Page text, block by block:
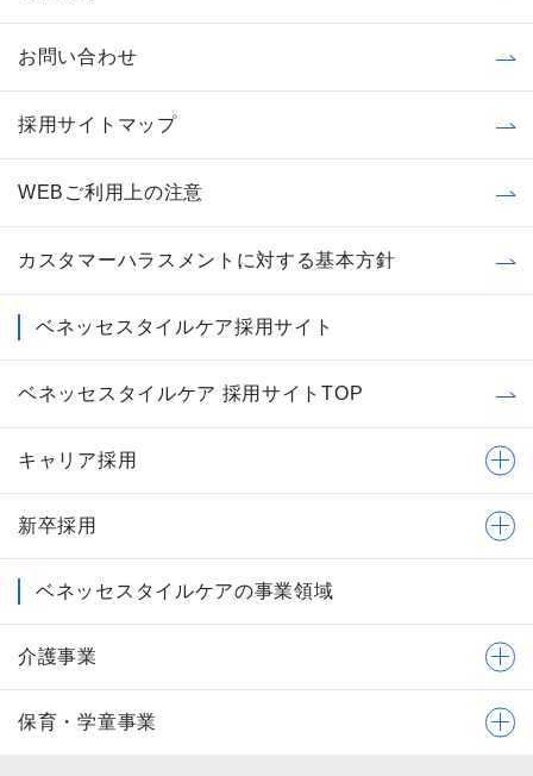
お問い合わせ
採用サイトマップ
WEBご利用上の注意
カスタマーハラスメントに対する基本方針
ベネッセスタイルケア採用サイト
ベネッセスタイルケア 採用サイトTOP
キャリア採用
新卒採用
ベネッセスタイルケアの事業領域
介護事業
保育・学童事業